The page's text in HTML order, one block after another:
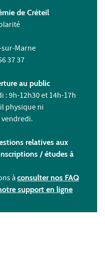
de Créteil
Marne
37 37
au public
: 9h-12h30 et 14h-17h
physique ni
relatives aux
/ études à
à consulter nos FAQ
support en ligne